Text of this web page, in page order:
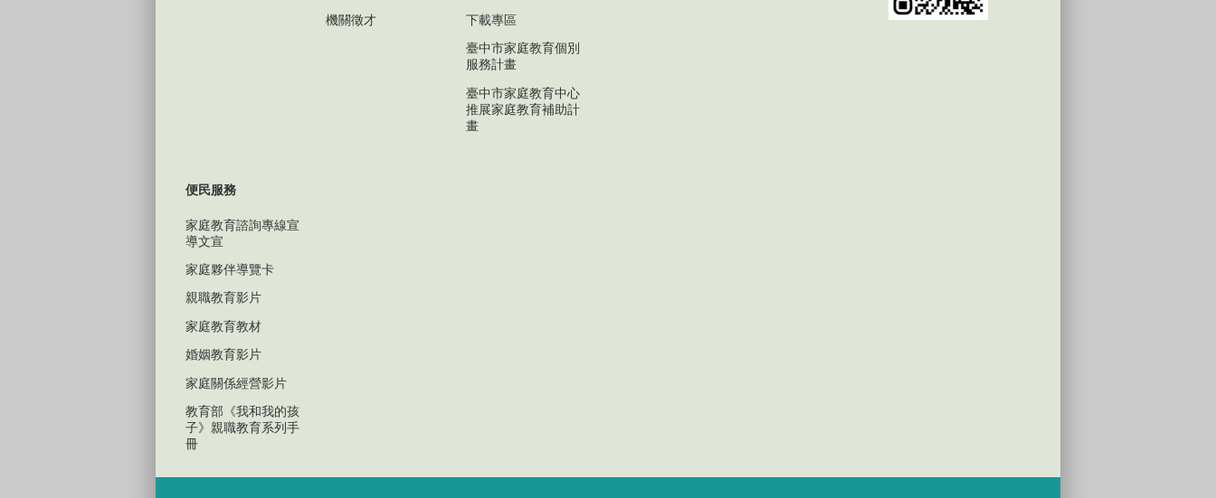
機關徵才
下載專區
臺中市家庭教育個別
服務計畫
臺中市家庭教育中心
推展家庭教育補助計
畫
便民服務
家庭教育諮詢專線宣
導文宣
家庭夥伴導覽卡
親職教育影片
家庭教育教材
婚姻教育影片
家庭關係經營影片
教育部《我和我的孩
子》親職教育系列手
冊